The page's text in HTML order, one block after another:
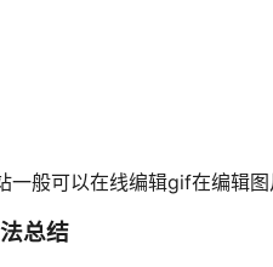
般可以在线编辑gif在编辑图
总结